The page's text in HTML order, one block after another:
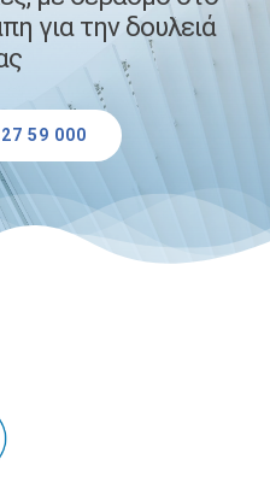
για την δουλειά
59 000